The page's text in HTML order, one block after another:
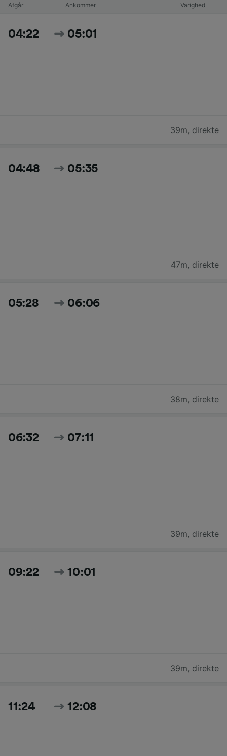
Afgår Ankommer Varighed
04:22 05:01
39m, direkte
04:48 05:35
47m, direkte
05:28 06:06
38m, direkte
06:32 07:11
39m, direkte
09:22 10:01
39m, direkte
11:24 12:08